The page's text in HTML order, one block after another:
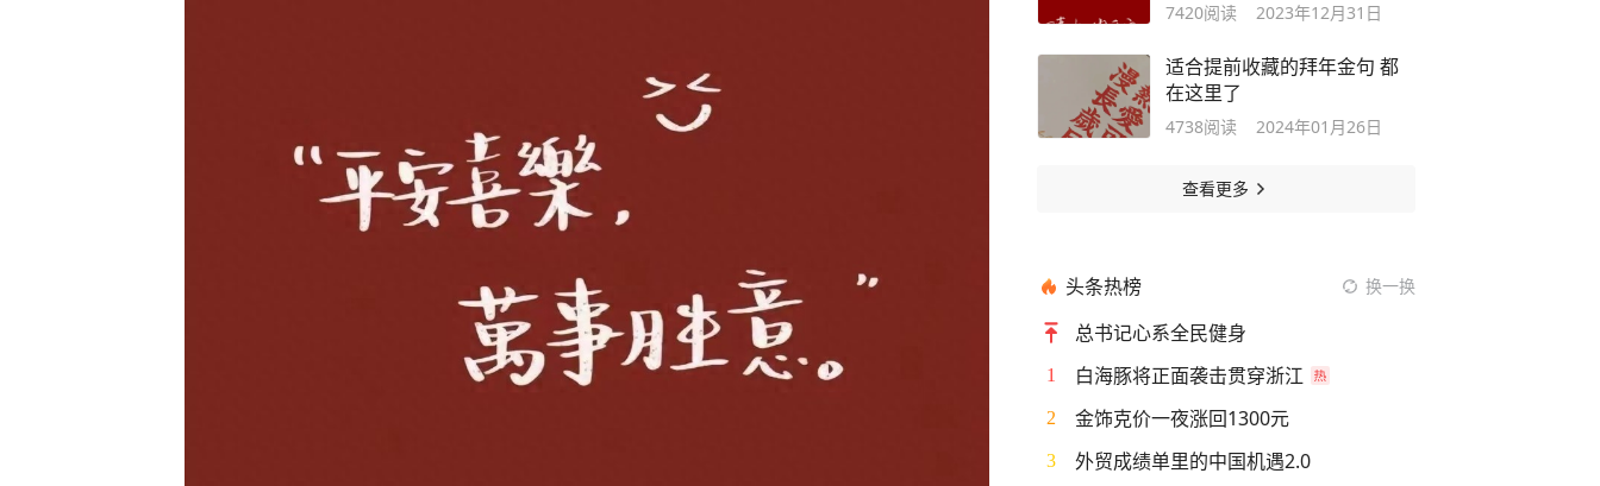
7420阅读 2023年12月31日
适合提前收藏的拜年金句 都
在这里了
4738阅读 2024年01月26日
查看更多
头条热榜 换一换
总书记心系全民健身
1 白海豚将正面袭击贯穿浙江
2 金饰克价一夜涨回1300元
3 外贸成绩单里的中国机遇2.0